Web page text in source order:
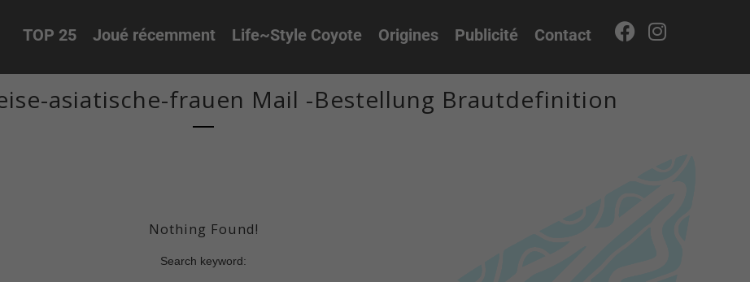
TOP 25 Joué récemment Life~Style Coyote Origines Publicité Contact
asiatische-frauen Mail -Bestellung Brautdefinition
Nothing Found!
Search keyword: